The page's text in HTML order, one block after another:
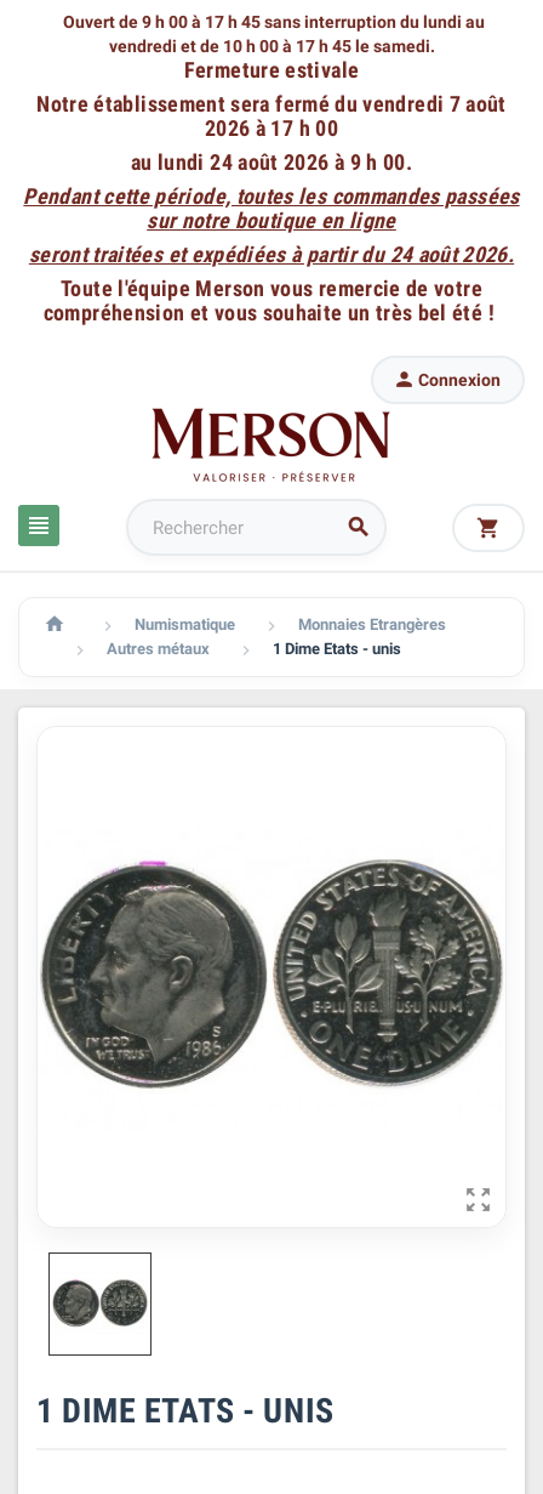
Ouvert de 9 h 00 à 17 h 45 sans interruption du lundi au
vendredi et de 10 h 00 à 17 h 45 le samedi.
Fermeture estivale
Notre établissement sera fermé du vendredi 7 août
2026 à 17 h 00
au lundi 24 août 2026 à 9 h 00.
Pendant cette période, toutes les commandes passées
sur notre boutique en ligne
seront traitées et expédiées à partir du 24 août 2026.
Toute l'équipe Merson vous remercie de votre
compréhension et vous souhaite un très bel été !
 
 Connexion

  Numismatique  Monnaies Etrangères
 Autres métaux  1 Dime Etats - unis

1 DIME ETATS - UNIS